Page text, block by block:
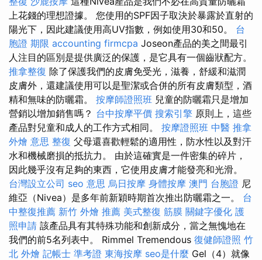
上花錢的理想證據。 您使用的SPF因子取決於暴露於直射的
陽光下，因此建議使用高UV指數，例如使用30和50。 台
胞證 期限 accounting firmcpa Joseon產品的美之間最引
人注目的區別是提供廣泛的保護，是它具有一個齒狀配方。
推拿整復 除了保護我們的皮膚免受光，滋養，舒緩和滋潤
皮膚外，還建議使用可以是聖潔或合併的所有皮膚類型，酒
精和無味的防曬霜。 按摩師證照班 兒童的防曬霜只是增加
營銷以增加銷售嗎？ 台中按摩平價 搜索引擎 原則上，這些
產品對兒童和成人的工作方式相同。 按摩證照班 中醫 推拿
外燴 意思 整復 父母還喜歡輕鬆的適用性，防水性以及對汗
水和機械磨損的抵抗力。 由於這確實是一件密集的碎片，
因此幾乎沒有足夠的東西，它使用皮膚才能發亮和光滑。
台灣設立公司 seo 意思 烏日按摩 身體按摩 澳門 台胞證 尼
維亞（Nivea）是多年前新穎時期首次推出防曬霜之一。 台
中整復推薦 新竹 外燴 推薦 美式整復 筋膜 關鍵字優化 護
照申請 該產品具有其特殊功能和創新成分，當之無愧地在
我們的前5名列表中。 Rimmel Tremendous 復健師證照 竹
北 外燴 記帳士 準考證 東海按摩 seo是什麼 Gel（4）就像